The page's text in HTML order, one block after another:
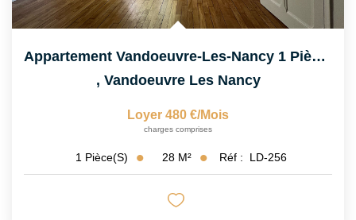
Appartement Vandoeuvre-Les-Nancy 1 Pièce(s) 28.41 M2
, Vandoeuvre Les Nancy
Loyer 480 €/mois
charges comprises
1 Pièce(s) 28 M² Réf : LD-256